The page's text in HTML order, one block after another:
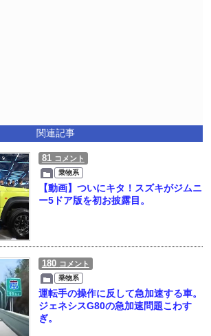
関連記事
81 コメント
乗物系
【動画】ついにキタ！スズキがジムニ
ー5ドア版を初お披露目。
180 コメント
乗物系
運転手の操作に反して急加速する車。
ジェネシスG80の急加速問題こわす
ぎ。